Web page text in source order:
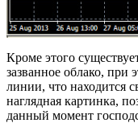
Кроме этого
зазванное облако, при
линии, что находится
наглядная картинка,
данный момент